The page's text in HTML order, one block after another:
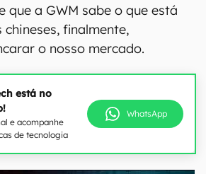
que a GWM sabe o que está
finalmente,
o nosso mercado.
está no
e acompanhe
de tecnologia
WhatsApp